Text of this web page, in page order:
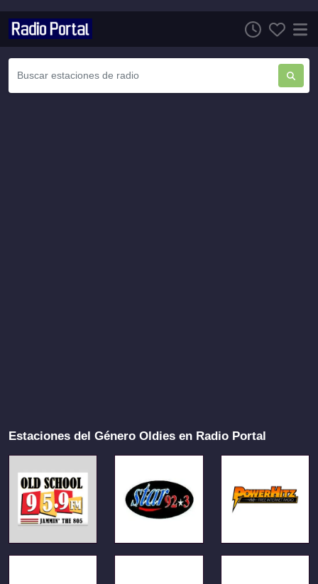
Estaciones del Género Oldies en Radio Portal